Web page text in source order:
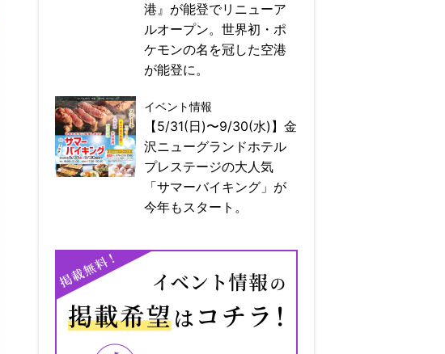
港』が能登でリニューア
ルオープン。世界初・ポ
ケモンの名を冠した空港
が能登に。
イベント情報
【5/31(日)〜9/30(水)】金
沢ニューグランドホテル
プレステージの大人気
「サマーバイキング」が
今年もスタート。